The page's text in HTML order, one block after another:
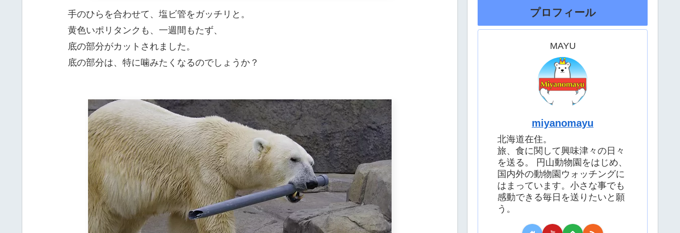
手のひらを合わせて、塩ビ管をガッチリと。
黄色いポリタンクも、一週間もたず、
底の部分がカットされました。
底の部分は、特に噛みたくなるのでしょうか？
プロフィール
MAYU
miyanomayu
北海道在住。
旅、食に関して興味津々の日々
を送る。 円山動物園をはじめ、
国内外の動物園ウォッチングに
はまっています。小さな事でも
感動できる毎日を送りたいと願
う。